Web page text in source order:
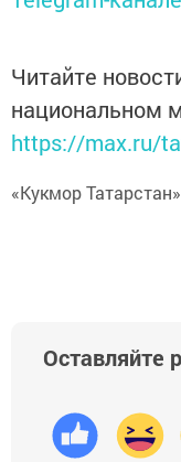
Читайте
национальном
https://max.ru/
«Кукмор Татарстан»
Оставляйте